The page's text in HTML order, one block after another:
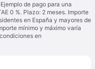
de pago para una
0 %. Plazo: 2 meses. Importe
en España y mayores de
mínimo y máximo varía
en